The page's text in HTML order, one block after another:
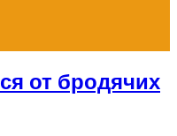
от бродячих